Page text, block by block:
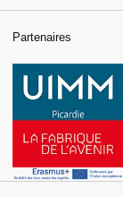
Partenaires